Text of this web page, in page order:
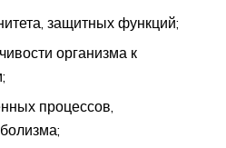
защитных функций;
организма к
процессов,